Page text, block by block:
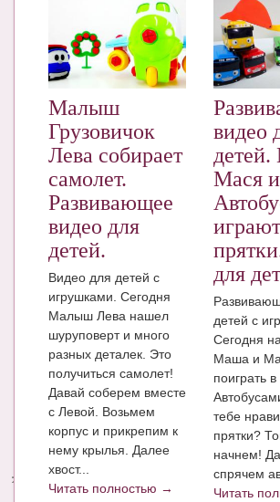
ВОПРОС-ОТВЕТ
КНИГИ
Рекомендовано
ПСИХОЛОГИЯ
ЗДОРОВЬЕ
МОДА И КРАСОТА
КОНКУРСЫ
СООБЩЕСТВА
БЛОГИ
БЕРЕМЕННОСТЬ
Календарь беременности
Энциклопедия
Малыш
Грузовичок
Лева собирает
самолет.
Развивающее
видео для
детей.
Видео для детей с
игрушками. Сегодня
Малыш Лева нашел
шуруповерт и много
разных деталек. Это
получиться самолет!
Давай соберем вместе
с Левой. Возьмем
корпус и прикрепим к
нему крылья. Далее
хвост...
Читать полностью →
видео
Мася и
для
детей с
Сегодня
Маша и
поиграть
тебе
прятки?
начнем!
спрячем
Читать